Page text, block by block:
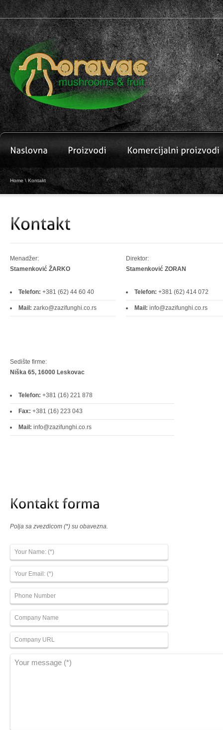
Home \ Kontakt
Menadžer:
Stamenković ŽARKO
Telefon: +381 (62) 44 60 40
Mail: zarko@zazifunghi.co.rs
Direktor:
Stamenković ZORAN
Telefon: +381 (62) 414 072
Mail: info@zazifunghi.co.rs
Sedište firme:
Niška 65, 16000 Leskovac
Telefon: +381 (16) 221 878
Fax: +381 (16) 223 043
Mail: info@zazifunghi.co.rs
Polja sa zvezdicom (*) su obavezna.